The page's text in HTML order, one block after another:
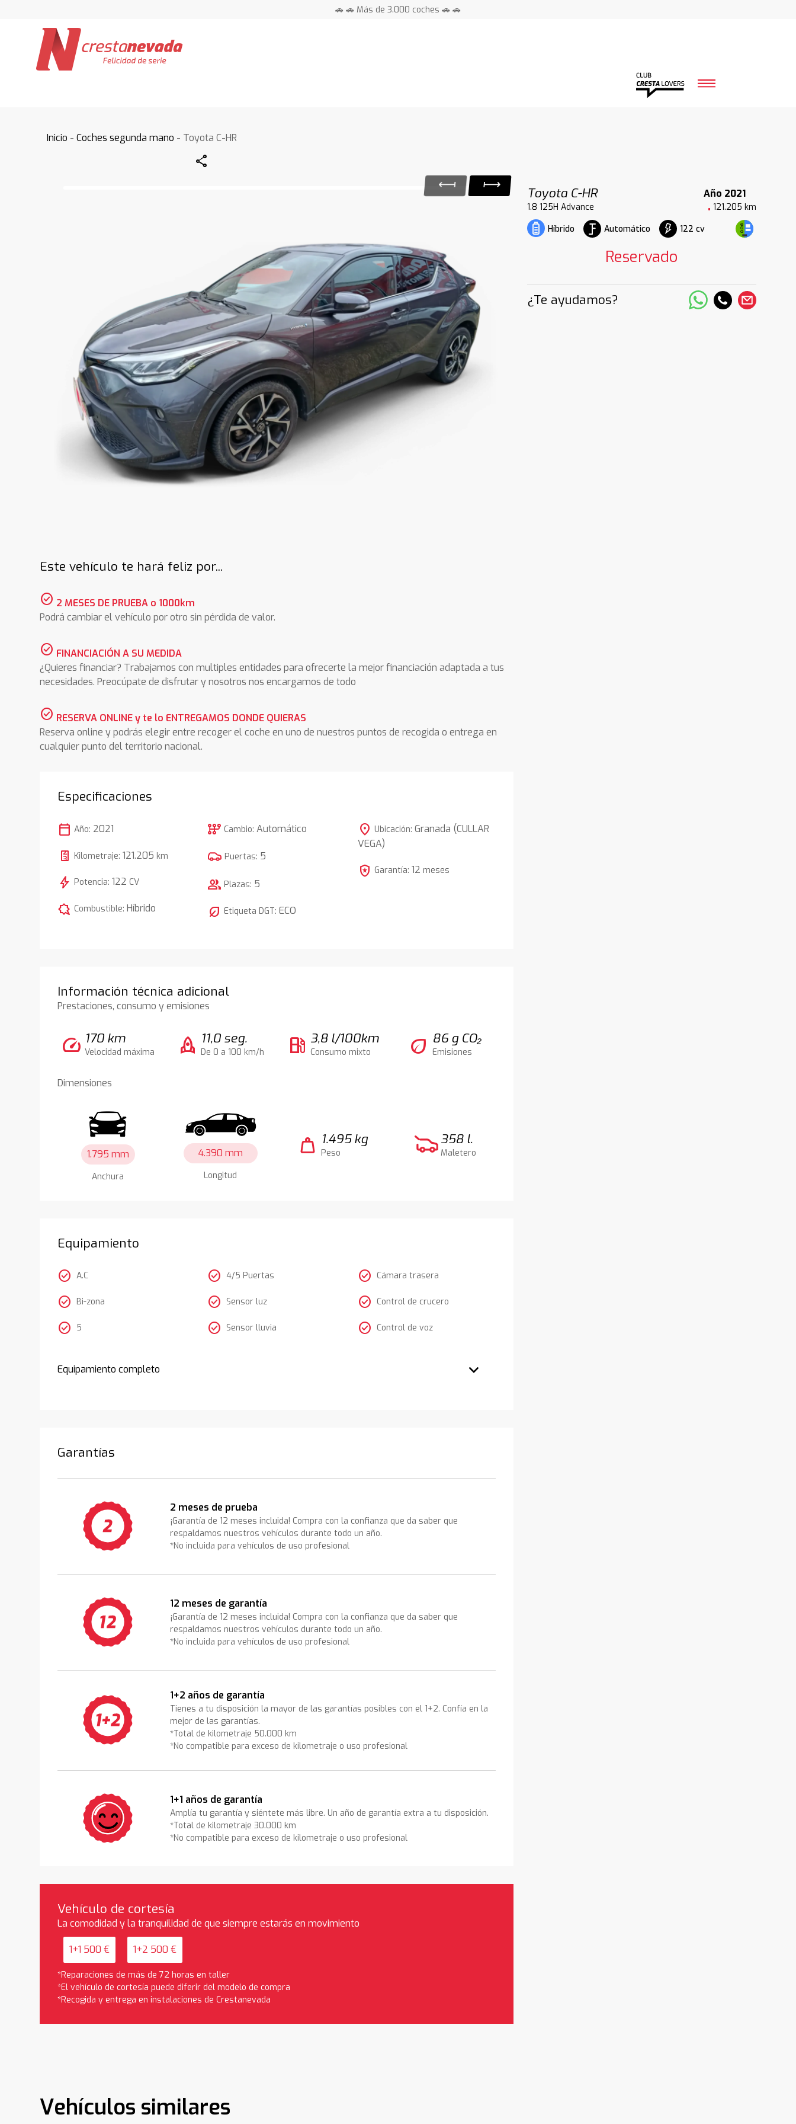
🚗 🚗 Más de 3.000 coches 🚗 🚗
Inicio -Coches segunda mano - Toyota C-HR
Share
Toyota C-HR
Año 2021
1.8 125H Advance
121.205 km
Híbrido
Automático 122 cv
Reservado
¿Te ayudamos?
Este vehículo te hará feliz por...
check_circle 2 MESES DE PRUEBA o 1000km
Podrá cambiar el vehículo por otro sin pérdida de valor.
check_circle FINANCIACIÓN A SU MEDIDA
¿Quieres financiar? Trabajamos con multiples entidades para ofrecerte la mejor financiación adaptada a tus
necesidades. Preocúpate de disfrutar y nosotros nos encargamos de todo
check_circle RESERVA ONLINE y te lo ENTREGAMOS DONDE QUIERAS
Reserva online y podrás elegir entre recoger el coche en uno de nuestros puntos de recogida o entrega en
cualquier punto del territorio nacional.
Especificaciones
calendar_today Año: 2021
Kilometraje:121.205 km
bolt Potencia:122 CV
comic_bubble Combustible:Híbrido
auto_transmission Cambio:Automático
Puertas: 5
group Plazas: 5
nest_eco_leaf Etiqueta DGT:ECO
location_on Ubicación: Granada (CULLAR
VEGA)
local_police Garantía: 12 meses
Información técnica adicional
Prestaciones, consumo y emisiones
speed 170 km
Velocidad máxima rocket 11,0 seg.
De 0 a 100 km/h local_gas_station 3,8 l/100km
Consumo mixto eco 86 g CO₂
Emisiones
Dimensiones
1.795 mm
Anchura
4.390 mm
Longitud
weight 1.495 kg
Peso
358 l.
Maletero
Equipamiento
check_circle A.C
check_circle Bi-zona
check_circle 5
check_circle 4/5 Puertas
check_circle Sensor luz
check_circle Sensor lluvia
check_circle Cámara trasera
check_circle Control de crucero
check_circle Control de voz
Equipamiento completo
Garantías
2 meses de prueba
¡Garantía de 12 meses incluida! Compra con la confianza que da saber que
respaldamos nuestros vehículos durante todo un año.
*No incluida para vehículos de uso profesional
12 meses de garantía
¡Garantía de 12 meses incluida! Compra con la confianza que da saber que
respaldamos nuestros vehículos durante todo un año.
*No incluida para vehículos de uso profesional
1+2 años de garantía
Tienes a tu disposición la mayor de las garantías posibles con el 1+2. Confía en la
mejor de las garantías.
*Total de kilometraje 50.000 km
*No compatible para exceso de kilometraje o uso profesional
1+1 años de garantía
Amplía tu garantía y siéntete más libre. Un año de garantía extra a tu disposición.
*Total de kilometraje 30.000 km
*No compatible para exceso de kilometraje o uso profesional
Vehículo de cortesía
La comodidad y la tranquilidad de que siempre estarás en movimiento
1+1 500 € 1+2 500 €
*Reparaciones de más de 72 horas en taller
*El vehículo de cortesía puede diferir del modelo de compra
*Recogida y entrega en instalaciones de Crestanevada
Vehículos similares